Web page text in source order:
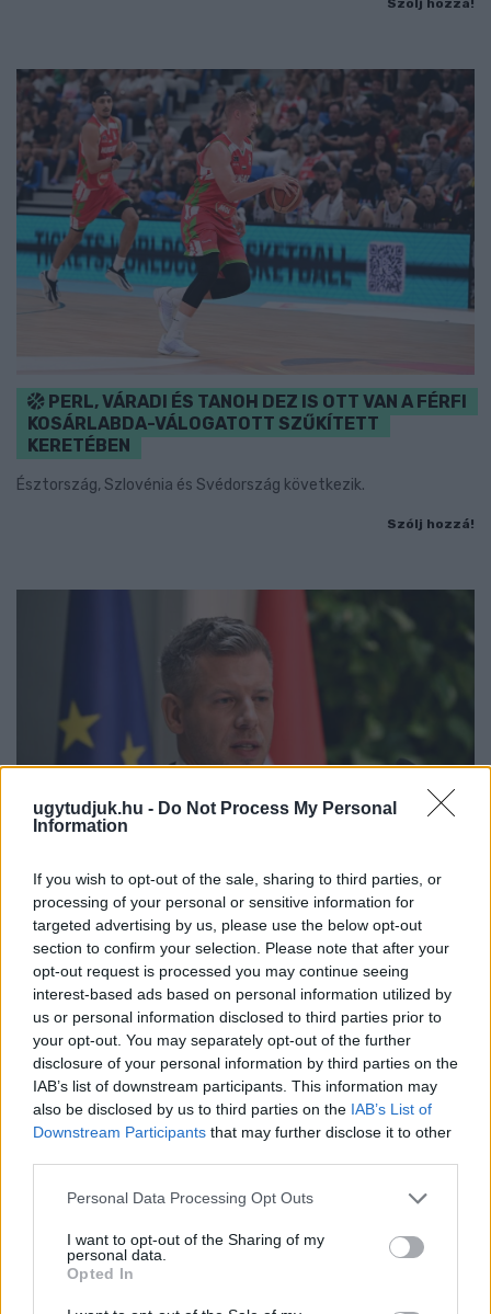
ugytudjuk.hu - Do Not Process My Personal
Information
If you wish to opt-out of the sale, sharing to third parties, or
processing of your personal or sensitive information for
targeted advertising by us, please use the below opt-out
section to confirm your selection. Please note that after your
opt-out request is processed you may continue seeing
interest-based ads based on personal information utilized by
us or personal information disclosed to third parties prior to
your opt-out. You may separately opt-out of the further
disclosure of your personal information by third parties on the
IAB’s list of downstream participants. This information may
also be disclosed by us to third parties on the IAB’s List of
Downstream Participants that may further disclose it to other
Please note that this website/app uses one or more Google
not limited to your visit or usage behaviour. You may click to
grant or deny consent to Google and its third-party tags to
use your data for below specified purposes in below Google
consent section.
Personal Data Processing Opt Outs
I want to opt-out of the Sharing of my
personal data.
Opted In
PERL, VÁRADI ÉS TANOH DEZ IS OTT VAN A FÉRFI
KOSÁRLABDA-VÁLOGATOTT SZŰKÍTETT
KERETÉBEN
Észtország, Szlovénia és Svédország következik.
Szólj hozzá!
MAGYAR PÉTER: 868 MILLIÁRD FORINTOS
BERUHÁZÁSI CSOMAGGAL ERŐSÍTIK
MAGYARORSZÁG ENERGIAELLÁTÁSÁT, MIKÖZBEN
TOVÁBBRA IS KRITIKUS NAPOK ELÉ NÉZ AZ ORSZÁG
Átfogó energetikai fejlesztési programot fogadott el a
kormány.
Szólj hozzá!